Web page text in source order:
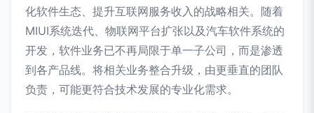
化软件生态、提升互联网服务收入的战略相关。随着
MIUI系统迭代、物联网平台扩张以及汽车软件系统的
开发，软件业务已不再局限于单一子公司，而是渗透
到各产品线。将相关业务整合升级，由更垂直的团队
负责，可能更符合技术发展的专业化需求。